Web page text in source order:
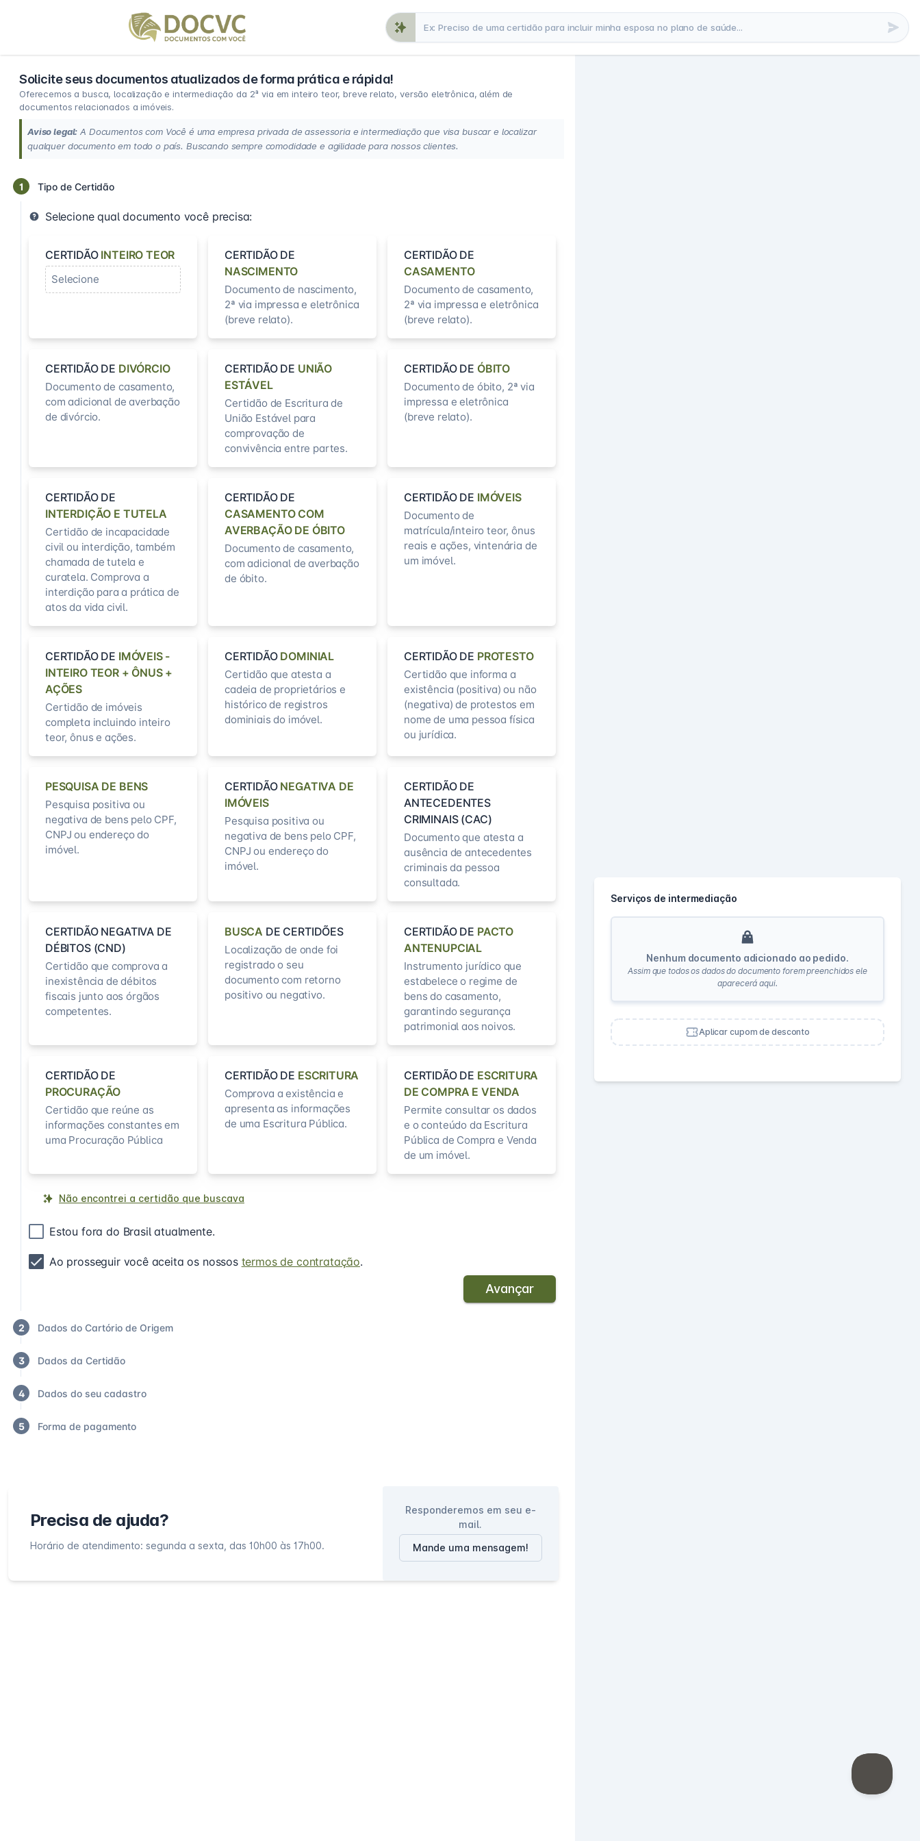
Solicite seus documentos atualizados de forma prática e rápida!
Oferecemos a busca, localização e intermediação da 2ª via em inteiro teor, breve relato, versão eletrônica, além de
documentos relacionados a imóveis.
Aviso legal: A Documentos com Você é uma empresa privada de assessoria e intermediação que visa buscar e localizar
qualquer documento em todo o país. Buscando sempre comodidade e agilidade para nossos clientes.
1 Tipo de Certidão
Selecione qual documento você precisa:
CERTIDÃO INTEIRO TEOR
Selecione
CERTIDÃO DE
NASCIMENTO
Documento de nascimento,
2ª via impressa e eletrônica
(breve relato).
CERTIDÃO DE
CASAMENTO
Documento de casamento,
2ª via impressa e eletrônica
(breve relato).
CERTIDÃO DE DIVÓRCIO
Documento de casamento,
com adicional de averbação
de divórcio.
CERTIDÃO DE UNIÃO
ESTÁVEL
Certidão de Escritura de
União Estável para
comprovação de
convivência entre partes.
CERTIDÃO DE ÓBITO
Documento de óbito, 2ª via
impressa e eletrônica
(breve relato).
CERTIDÃO DE
INTERDIÇÃO E TUTELA
Certidão de incapacidade
civil ou interdição, também
chamada de tutela e
curatela. Comprova a
interdição para a prática de
atos da vida civil.
CERTIDÃO DE
CASAMENTO COM
AVERBAÇÃO DE ÓBITO
Documento de casamento,
com adicional de averbação
de óbito.
CERTIDÃO DE IMÓVEIS
Documento de
matrícula/inteiro teor, ônus
reais e ações, vintenária de
um imóvel.
CERTIDÃO DE IMÓVEIS -
INTEIRO TEOR + ÔNUS +
AÇÕES
Certidão de imóveis
completa incluindo inteiro
teor, ônus e ações.
CERTIDÃO DOMINIAL
Certidão que atesta a
cadeia de proprietários e
histórico de registros
dominiais do imóvel.
CERTIDÃO DE PROTESTO
Certidão que informa a
existência (positiva) ou não
(negativa) de protestos em
nome de uma pessoa física
ou jurídica.
PESQUISA DE BENS
Pesquisa positiva ou
negativa de bens pelo CPF,
CNPJ ou endereço do
imóvel.
CERTIDÃO NEGATIVA DE
IMÓVEIS
Pesquisa positiva ou
negativa de bens pelo CPF,
CNPJ ou endereço do
imóvel.
CERTIDÃO DE
ANTECEDENTES
CRIMINAIS (CAC)
Documento que atesta a
ausência de antecedentes
criminais da pessoa
consultada.
CERTIDÃO NEGATIVA DE
DÉBITOS (CND)
Certidão que comprova a
inexistência de débitos
fiscais junto aos órgãos
competentes.
BUSCA DE CERTIDÕES
Localização de onde foi
registrado o seu
documento com retorno
positivo ou negativo.
CERTIDÃO DE PACTO
ANTENUPCIAL
Instrumento jurídico que
estabelece o regime de
bens do casamento,
garantindo segurança
patrimonial aos noivos.
CERTIDÃO DE
PROCURAÇÃO
Certidão que reúne as
informações constantes em
uma Procuração Pública
CERTIDÃO DE ESCRITURA
Comprova a existência e
apresenta as informações
de uma Escritura Pública.
CERTIDÃO DE ESCRITURA
DE COMPRA E VENDA
Permite consultar os dados
e o conteúdo da Escritura
Pública de Compra e Venda
de um imóvel.
Não encontrei a certidão que buscava
Estou fora do Brasil atualmente.
Ao prosseguir você aceita os nossos termos de contratação.
Avançar
2 Dados do Cartório de Origem
3 Dados da Certidão
4 Dados do seu cadastro
5 Forma de pagamento
Precisa de ajuda?
Horário de atendimento: segunda a sexta, das 10h00 às 17h00.
Responderemos em seu e-
mail.
Mande uma mensagem!
Serviços de intermediação
Nenhum documento adicionado ao pedido.
Assim que todos os dados do documento forem preenchidos ele
aparecerá aqui.
Aplicar cupom de desconto